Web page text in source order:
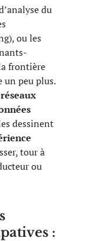
du
ou les
frontière
un peu plus.
réseaux
dessinent
tour à
ou
: